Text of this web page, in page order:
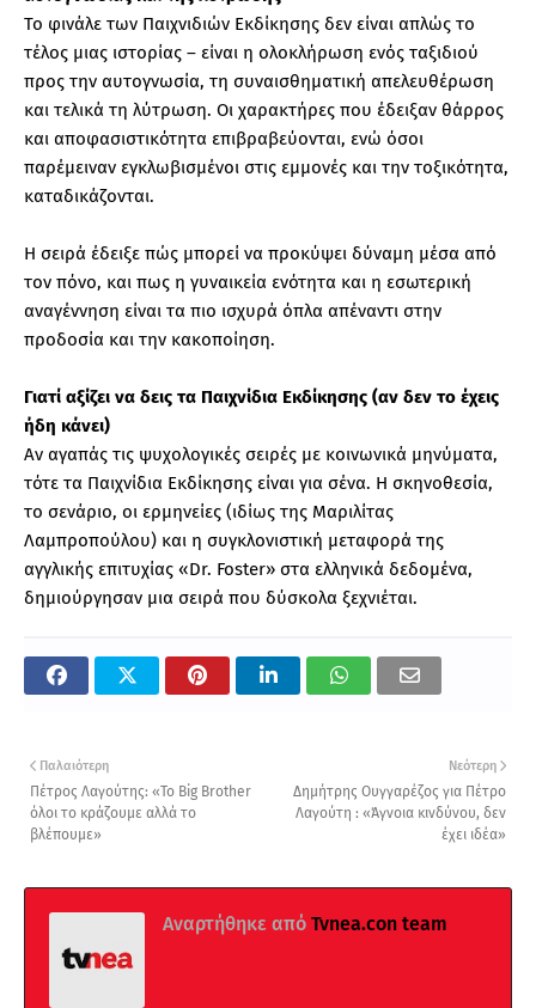
Το φινάλε των Παιχνιδιών Εκδίκησης δεν είναι απλώς το
τέλος μιας ιστορίας – είναι η ολοκλήρωση ενός ταξιδιού
προς την αυτογνωσία, τη συναισθηματική απελευθέρωση
και τελικά τη λύτρωση. Οι χαρακτήρες που έδειξαν θάρρος
και αποφασιστικότητα επιβραβεύονται, ενώ όσοι
παρέμειναν εγκλωβισμένοι στις εμμονές και την τοξικότητα,
καταδικάζονται.
Η σειρά έδειξε πώς μπορεί να προκύψει δύναμη μέσα από
τον πόνο, και πως η γυναικεία ενότητα και η εσωτερική
αναγέννηση είναι τα πιο ισχυρά όπλα απέναντι στην
προδοσία και την κακοποίηση.
Γιατί αξίζει να δεις τα Παιχνίδια Εκδίκησης (αν δεν το έχεις
ήδη κάνει)
Αν αγαπάς τις ψυχολογικές σειρές με κοινωνικά μηνύματα,
τότε τα Παιχνίδια Εκδίκησης είναι για σένα. Η σκηνοθεσία,
το σενάριο, οι ερμηνείες (ιδίως της Μαριλίτας
Λαμπροπούλου) και η συγκλονιστική μεταφορά της
αγγλικής επιτυχίας «Dr. Foster» στα ελληνικά δεδομένα,
δημιούργησαν μια σειρά που δύσκολα ξεχνιέται.
Νεότερη
Δημήτρης Ουγγαρέζος για Πέτρο
Λαγούτη : «Άγνοια κινδύνου, δεν
έχει ιδέα»
Παλαιότερη
Πέτρος Λαγούτης: «Το Big Brother
όλοι το κράζουμε αλλά το
βλέπουμε»
Αναρτήθηκε από Tvnea.con team